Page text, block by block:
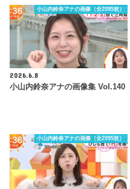
小山内鈴奈アナの画像（全2095枚）
2026.6.8
小山内鈴奈アナの画像集 Vol.140
小山内鈴奈アナの画像（全2095枚）